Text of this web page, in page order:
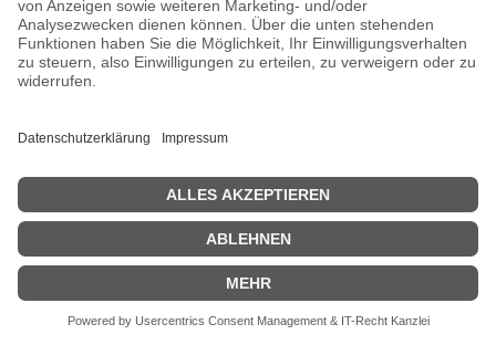
HONEYWELL Thor VM1A - Computer für
den Einbau in Fahrzeuge - Snapdragon
660 2.2 GHz - Android 8.0 (Oreo)
Honeywell Thor VM1A - Computer für den Einbau in Fahrzeuge -
SSD - 20 cm (8") Touchscreen 1280 x 768 - Wi-Fi 5, NFC - kbd: